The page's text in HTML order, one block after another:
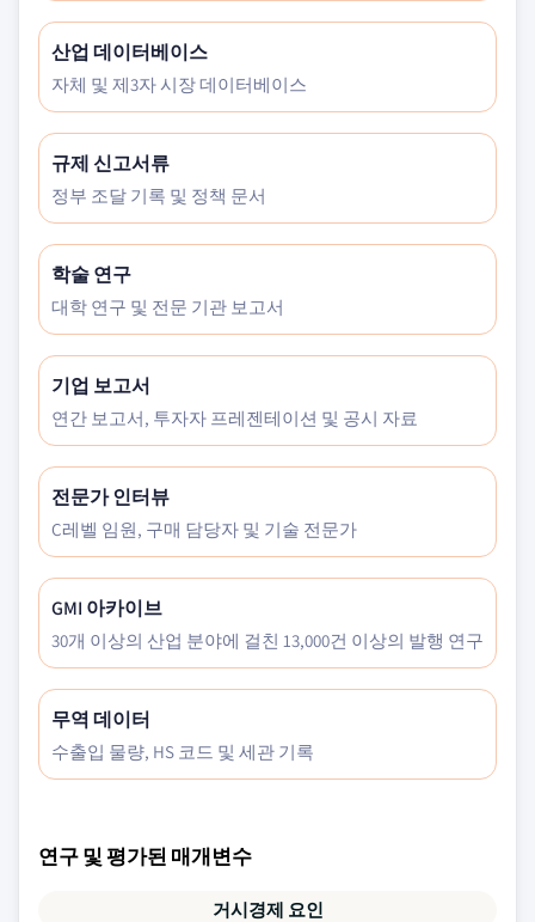
산업 데이터베이스
자체 및 제3자 시장 데이터베이스
규제 신고서류
정부 조달 기록 및 정책 문서
학술 연구
대학 연구 및 전문 기관 보고서
기업 보고서
연간 보고서, 투자자 프레젠테이션 및 공시 자료
전문가 인터뷰
C레벨 임원, 구매 담당자 및 기술 전문가
GMI 아카이브
30개 이상의 산업 분야에 걸친 13,000건 이상의 발행 연구
무역 데이터
수출입 물량, HS 코드 및 세관 기록
연구 및 평가된 매개변수
거시경제 요인